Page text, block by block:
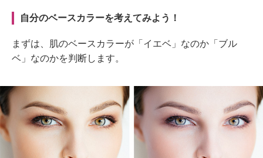
自分のベースカラーを考えてみよう！
まずは、肌のベースカラーが「イエベ」なのか「ブル
ベ」なのかを判断します。